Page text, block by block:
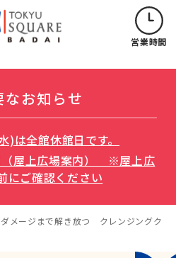
営業時間
なお知らせ
)は全館休館日です。
（屋上広場案内） ※屋上広
にご確認ください
メージまで解き放つ クレンジングク